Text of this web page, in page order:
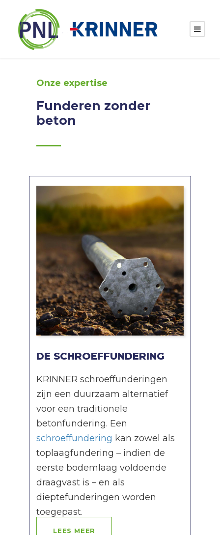
Onze expertise
Funderen zonder
beton
DE SCHROEFFUNDERING
KRINNER schroeffunderingen
zijn een duurzaam alternatief
voor een traditionele
betonfundering. Een
schroeffundering kan zowel als
toplaagfundering – indien de
eerste bodemlaag voldoende
draagvast is – en als
dieptefunderingen worden
toegepast.
LEES MEER